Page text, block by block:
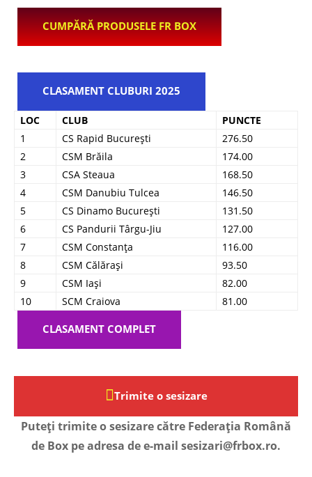
CUMPĂRĂ PRODUSELE FR BOX
CLASAMENT CLUBURI 2025
LOC CLUB
PUNCTE
1
CS Rapid București
276.50
2
CSM Brăila
174.00
3
CSA Steaua
168.50
4
CSM Danubiu Tulcea
146.50
5
CS Dinamo București
131.50
6
CS Pandurii Târgu-Jiu
127.00
7
CSM Constanța
116.00
8
CSM Călărași
93.50
9
CSM Iași
82.00
10
SCM Craiova 81.00
CLASAMENT COMPLET
Trimite o sesizare
Puteți trimite o sesizare către Federația Română
de Box pe adresa de e-mail sesizari@frbox.ro.